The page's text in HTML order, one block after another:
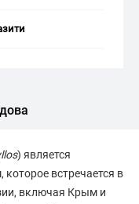
) является
встречается в
включая Крым и